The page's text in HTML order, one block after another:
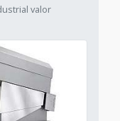
valor